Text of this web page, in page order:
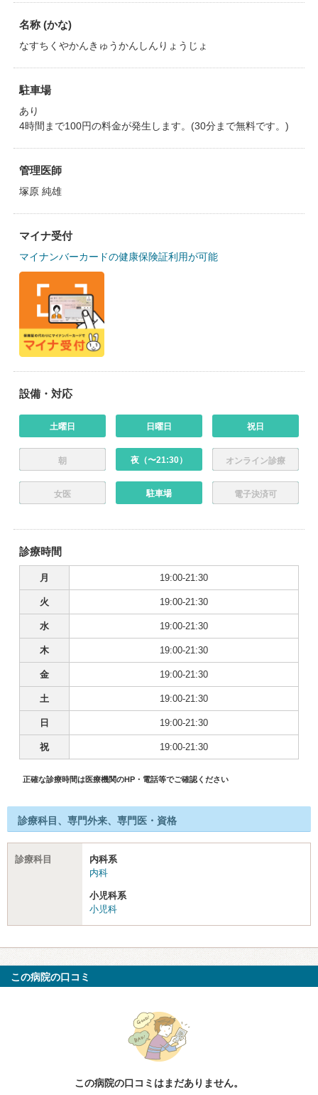
名称 (かな)
なすちくやかんきゅうかんしんりょうじょ
駐車場
あり
4時間まで100円の料金が発生します。(30分まで無料です。)
管理医師
塚原 純雄
マイナ受付
マイナンバーカードの健康保険証利用が可能
設備・対応
土曜日 日曜日 祝日
朝 夜（〜21:30） オンライン診療
女医 駐車場 電子決済可
診療時間
月 19:00-21:30
火 19:00-21:30
水 19:00-21:30
木 19:00-21:30
金 19:00-21:30
土 19:00-21:30
日 19:00-21:30
祝 19:00-21:30
正確な診療時間は医療機関のHP・電話等でご確認ください
診療科目、専門外来、専門医・資格
診療科目
内科系
内科
小児科系
小児科
この病院の口コミ
この病院の口コミはまだありません。